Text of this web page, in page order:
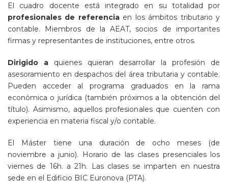
El cuadro docente está integrado en su totalidad por
profesionales de referenciaen los ámbitos tributario y
contable. Miembros de la AEAT, socios de importantes
firmas y representantes de instituciones, entre otros.
Dirigido a quienes quieran desarrollar la profesión de
asesoramiento en despachos del área tributaria y contable.
Pueden acceder al programa graduados en la rama
económica o jurídica (también próximos a la obtención del
título). Asimismo, aquellos profesionales que cuenten con
experiencia en materia fiscal y/o contable.
El Máster tiene una duración de ocho meses (de
noviembre a junio). Horario de las clases presenciales los
viernes de 16h. a 21h. Las clases se imparten en nuestra
sede en el Edificio BIC Euronova (PTA).